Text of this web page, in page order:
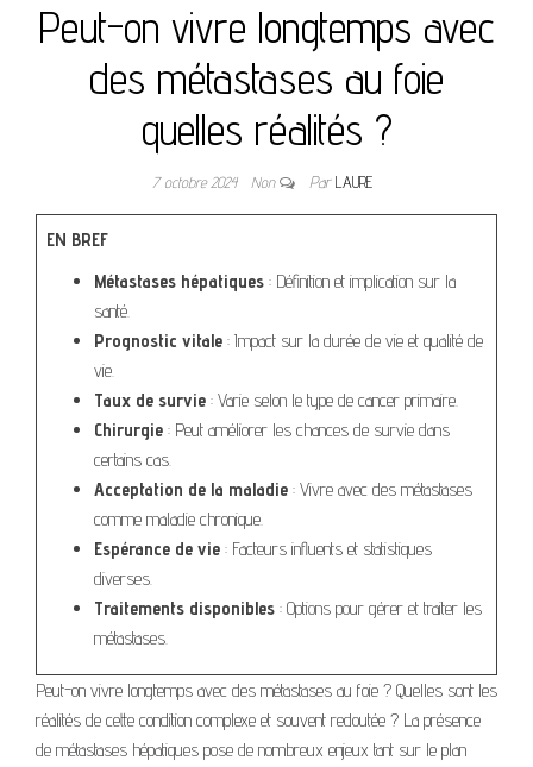
Peut-on vivre longtemps avec
des métastases au foie
quelles réalités ?
7 octobre 2024 Non ParLAURE
EN BREF
Métastases hépatiques : Définition et implication sur la
santé.
Prognostic vitale : Impact sur la durée de vie et qualité de
vie.
Taux de survie : Varie selon le type de cancer primaire.
Chirurgie : Peut améliorer les chances de survie dans
certains cas.
Acceptation de la maladie : Vivre avec des métastases
comme maladie chronique.
Espérance de vie : Facteurs influents et statistiques
diverses.
Traitements disponibles : Options pour gérer et traiter les
métastases.
Peut-on vivre longtemps avec des métastases au foie ? Quelles sont les
réalités de cette condition complexe et souvent redoutée ? La présence
de métastases hépatiques pose de nombreux enjeux tant sur le plan